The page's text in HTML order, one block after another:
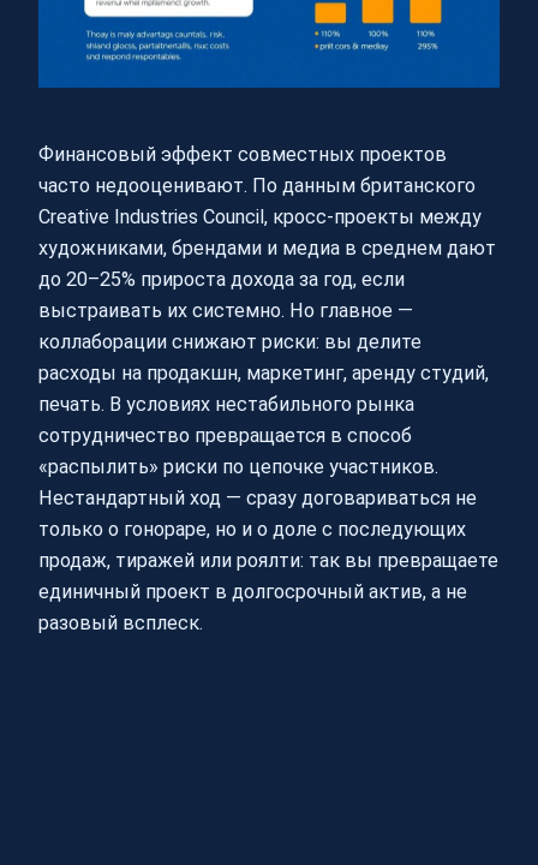
Финансовый эффект совместных проектов
часто недооценивают. По данным британского
Creative Industries Council, кросс-проекты между
художниками, брендами и медиа в среднем дают
до 20–25% прироста дохода за год, если
выстраивать их системно. Но главное —
коллаборации снижают риски: вы делите
расходы на продакшн, маркетинг, аренду студий,
печать. В условиях нестабильного рынка
сотрудничество превращается в способ
«распылить» риски по цепочке участников.
Нестандартный ход — сразу договариваться не
только о гонораре, но и о доле с последующих
продаж, тиражей или роялти: так вы превращаете
единичный проект в долгосрочный актив, а не
разовый всплеск.